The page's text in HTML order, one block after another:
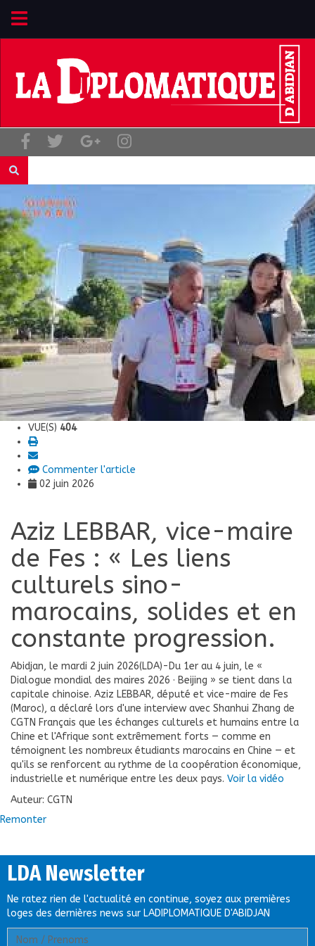
VUE(S) 404
Commenter l'article
02 juin 2026
Aziz LEBBAR, vice-maire
de Fes : « Les liens
culturels sino-
marocains, solides et en
constante progression.
Abidjan, le mardi 2 juin 2026(LDA)-Du 1er au 4 juin, le «
Dialogue mondial des maires 2026 · Beijing » se tient dans la
capitale chinoise. Aziz LEBBAR, député et vice-maire de Fes
(Maroc), a déclaré lors d'une interview avec Shanhui Zhang de
CGTN Français que les échanges culturels et humains entre la
Chine et l'Afrique sont extrêmement forts — comme en
témoignent les nombreux étudiants marocains en Chine — et
qu'ils se renforcent au rythme de la coopération économique,
industrielle et numérique entre les deux pays. Voir la vidéo
Auteur: CGTN
Remonter
LDA Newsletter
Ne ratez rien de l'actualité en continue, soyez aux premières
loges des dernières news sur LADIPLOMATIQUE D'ABIDJAN